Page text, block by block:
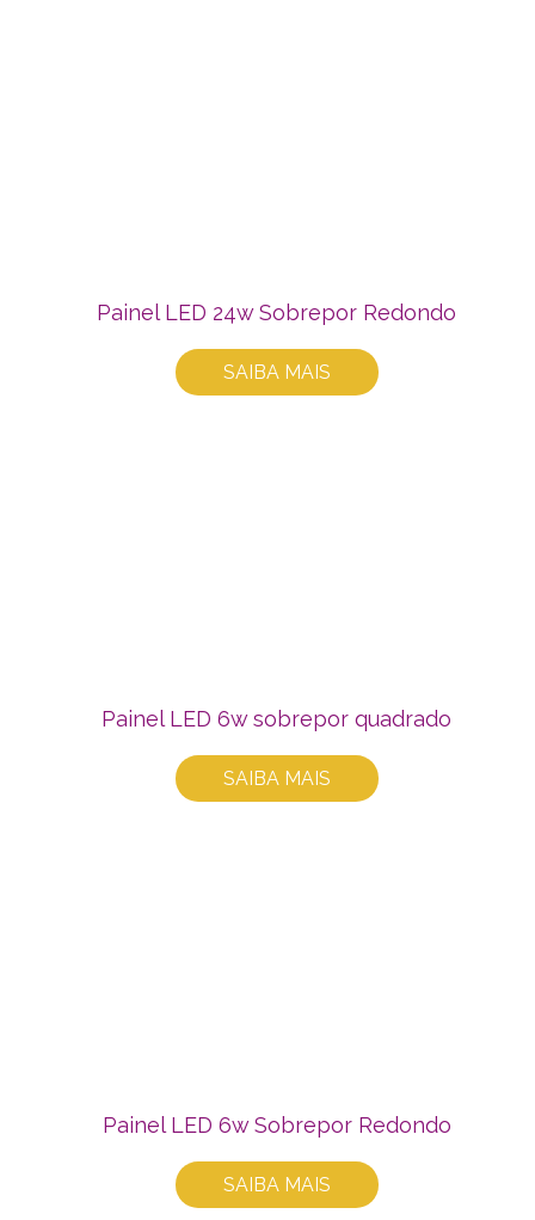
Painel LED 24w Sobrepor Redondo
SAIBA MAIS
Painel LED 6w sobrepor quadrado
SAIBA MAIS
Painel LED 6w Sobrepor Redondo
SAIBA MAIS